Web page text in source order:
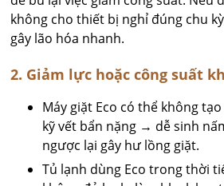
không cho thiết bị nghỉ đúng chu
gây lão hóa nhanh.
2. Giảm lực hoặc công suất
Máy giặt Eco có thể không
kỹ vết bẩn nặng → dễ sinh
ngược lại gây hư lồng giặt.
Tủ lạnh dùng Eco trong thời